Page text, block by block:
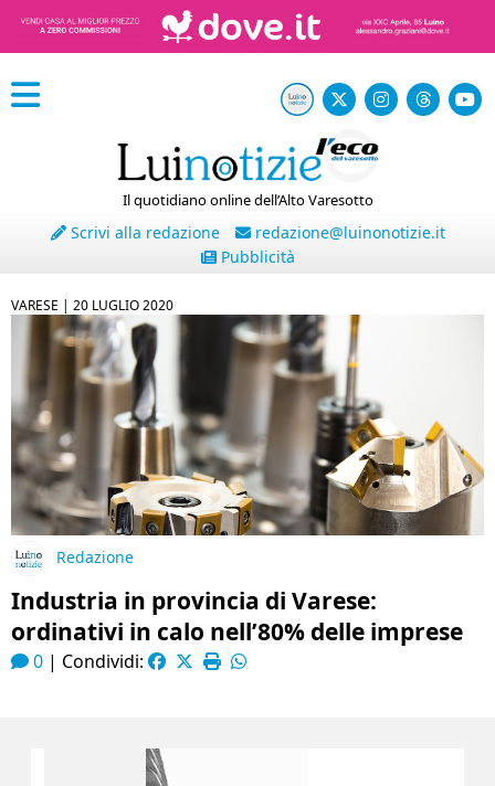
Il quotidiano online dell’Alto Varesotto
Scrivi alla redazione
redazione@luinonotizie.it
Pubblicità
VARESE | 20 LUGLIO 2020
Redazione
Industria in provincia di Varese:
ordinativi in calo nell’80% delle imprese
0 | Condividi: